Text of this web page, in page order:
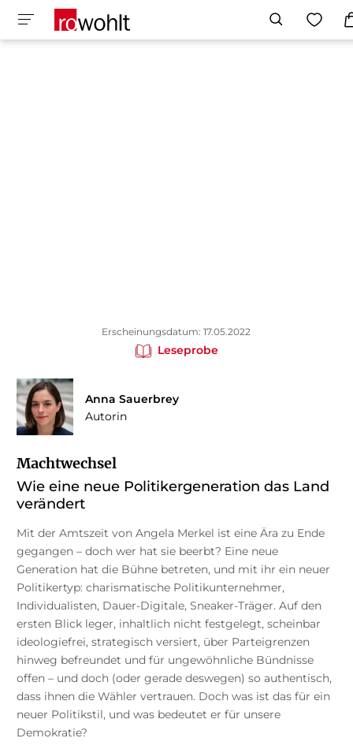
Erscheinungsdatum: 17.05.2022
Leseprobe
Anna Sauerbrey
Autorin
Machtwechsel
Wie eine neue Politikergeneration das Land
verändert
Mit der Amtszeit von Angela Merkel ist eine Ära zu Ende
gegangen – doch wer hat sie beerbt? Eine neue
Generation hat die Bühne betreten, und mit ihr ein neuer
Politikertyp: charismatische Politikunternehmer,
Individualisten, Dauer-Digitale, Sneaker-Träger. Auf den
ersten Blick leger, inhaltlich nicht festgelegt, scheinbar
ideologiefrei, strategisch versiert, über Parteigrenzen
hinweg befreundet und für ungewöhnliche Bündnisse
offen – und doch (oder gerade deswegen) so authentisch,
dass ihnen die Wähler vertrauen. Doch was ist das für ein
neuer Politikstil, und was bedeutet er für unsere
Demokratie?